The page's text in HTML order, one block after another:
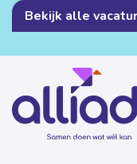
Bekijk alle